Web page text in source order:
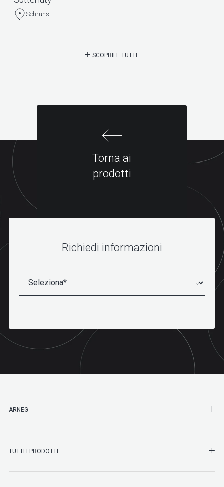
Schruns
SCOPRILE TUTTE
Torna ai
prodotti
Richiedi informazioni
ARNEG
TUTTI I PRODOTTI